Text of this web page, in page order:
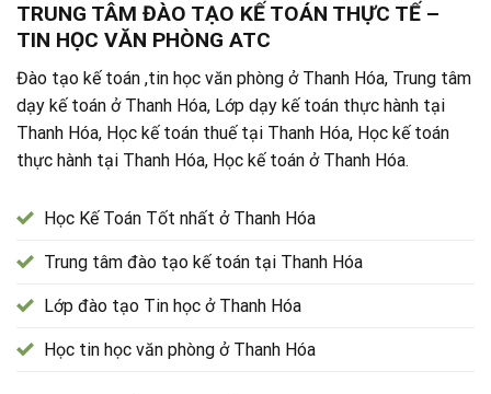
TRUNG TÂM ĐÀO TẠO KẾ TOÁN THỰC TẾ –
TIN HỌC VĂN PHÒNG ATC
Đào tạo kế toán ,tin học văn phòng ở Thanh Hóa, Trung tâm
dạy kế toán ở Thanh Hóa, Lớp dạy kế toán thực hành tại
Thanh Hóa, Học kế toán thuế tại Thanh Hóa, Học kế toán
thực hành tại Thanh Hóa, Học kế toán ở Thanh Hóa.
Học Kế Toán Tốt nhất ở Thanh Hóa
Trung tâm đào tạo kế toán tại Thanh Hóa
Lớp đào tạo Tin học ở Thanh Hóa
Học tin học văn phòng ở Thanh Hóa